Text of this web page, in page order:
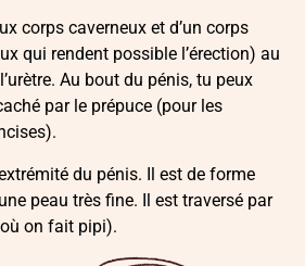
corps caverneux et d’un corps
qui rendent possible l’érection) au
Au bout du pénis, tu peux
par le prépuce (pour les
du pénis. Il est de forme
peau très fine. Il est traversé par
on fait pipi).